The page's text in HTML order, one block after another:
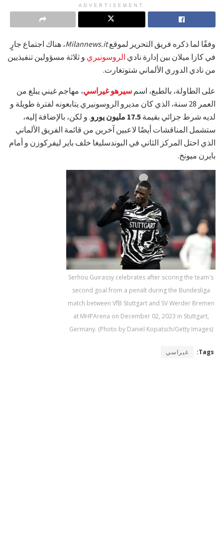
ADVERTISEMENT
وفقًا لما ذكره فريق التحرير لموقعMilannews.it
، هناك اجتماع جارٍ
في كازا ميلان بين إدارة نادي الروسونيري و ثلاثة مسؤولين تنفيذيين
من نادي الدوري الألماني شتوتغارت.
على الطاولة، بالطبع، اسم سيرهو غيراسي، مهاجم غيني يبلغ من
العمر 28 سنة، الذي كان مديرو الروسونيري يتابعونه لفترة طويلة و
لديه شرط جزائي بقيمة 17.5 مليون يورو
. و لكن، بالإضافة إليه،
ستشمل المناقشات أيضًا لاعبين آخرين من قائمة الفريق الألماني
الذي احتل المركز الثاني في البوندسليغا خلف باير ليفركوزن و أمام
بايرن ميونخ.
Serhou Guirassy celebrates after scoring the team's
second goal from a penalt during the Bundesliga
match between VfB Stuttgart and SV Werder Bremen
at MHPArena on December 02, 2023 in Stuttgart,
Germany. (Photo by Daniel Kopatsch/Getty Images)
Tags: غيراسي